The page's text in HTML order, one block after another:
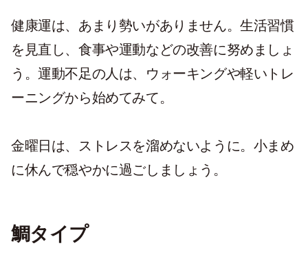
健康運は、あまり勢いがありません。生活習慣
を見直し、食事や運動などの改善に努めましょ
う。運動不足の人は、ウォーキングや軽いトレ
ーニングから始めてみて。
金曜日は、ストレスを溜めないように。小まめ
に休んで穏やかに過ごしましょう。
鯛タイプ